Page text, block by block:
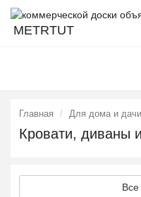
METRTUT
Главная Для дома и дачи
Кровати, диваны